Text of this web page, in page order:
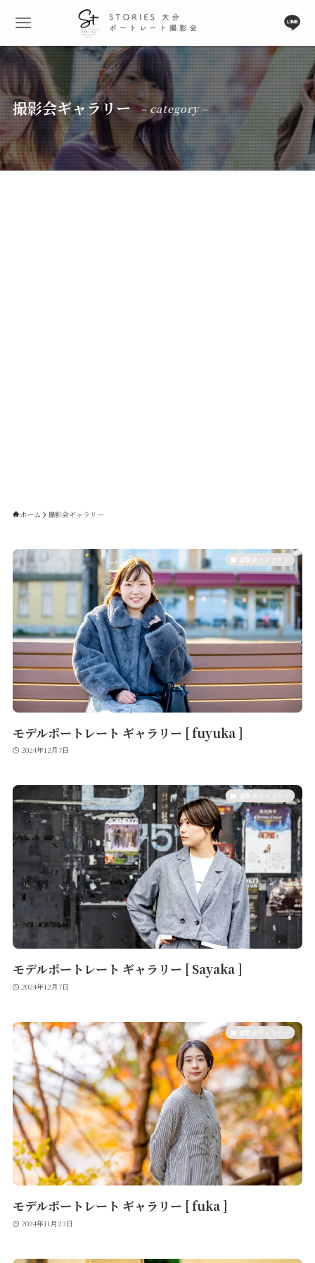
撮影会ギャラリー – category –
ホーム 撮影会ギャラリー
撮影会ギャラリー
モデルポートレート ギャラリー [ fuyuka ]
2024年12月7日
撮影会ギャラリー
モデルポートレート ギャラリー [ Sayaka ]
2024年12月7日
撮影会ギャラリー
モデルポートレート ギャラリー [ fuka ]
2024年11月23日